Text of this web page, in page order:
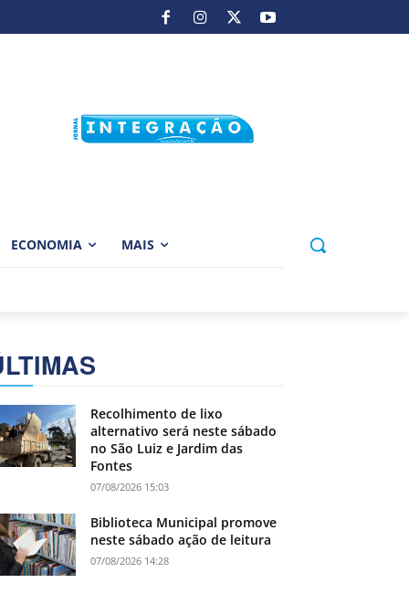
ECONOMIA MAIS
Recolhimento de lixo
alternativo será neste sábado
no São Luiz e Jardim das
Fontes
07/08/2026 15:03
Biblioteca Municipal promove
neste sábado ação de leitura
07/08/2026 14:28